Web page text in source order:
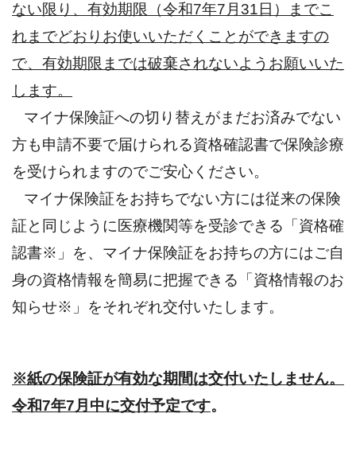
ない限り、有効期限（令和7年7月31日）までこ
れまでどおりお使いいただくことができますの
で、有効期限までは破棄されないようお願いいた
します。
マイナ保険証への切り替えがまだお済みでない
方も申請不要で届けられる資格確認書で保険診療
を受けられますのでご安心ください。
マイナ保険証をお持ちでない方には従来の保険
証と同じように医療機関等を受診できる「資格確
認書※」を、マイナ保険証をお持ちの方にはご自
身の資格情報を簡易に把握できる「資格情報のお
知らせ※」をそれぞれ交付いたします。
※紙の保険証が有効な期間は交付いたしません。
令和7年7月中に交付予定です。